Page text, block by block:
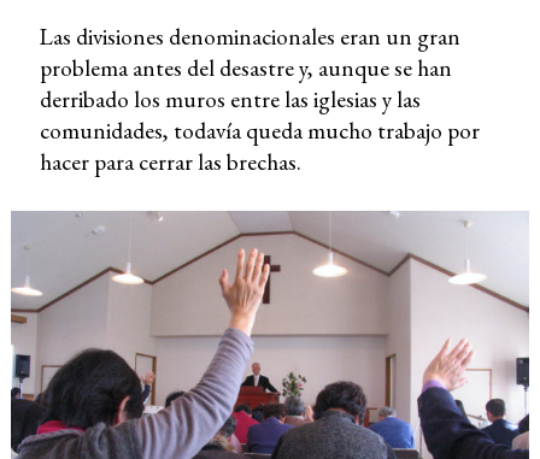
Las divisiones denominacionales eran un gran
problema antes del desastre y, aunque se han
derribado los muros entre las iglesias y las
comunidades, todavía queda mucho trabajo por
hacer para cerrar las brechas.